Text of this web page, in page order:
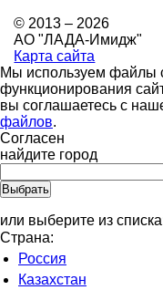
© 2013 – 2026
АО "ЛАДА-Имидж"
Карта сайта
Мы используем файлы
функционирования
вы соглашаетесь с
файлов.
Согласен
найдите город
или выберите из
Страна:
Россия
Казахстан